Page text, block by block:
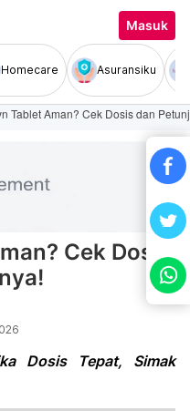
Masuk
Homecare Asuransiku
Tablet Aman? Cek Dosis dan
Cek Dosis
Dosis Tepat, Simak